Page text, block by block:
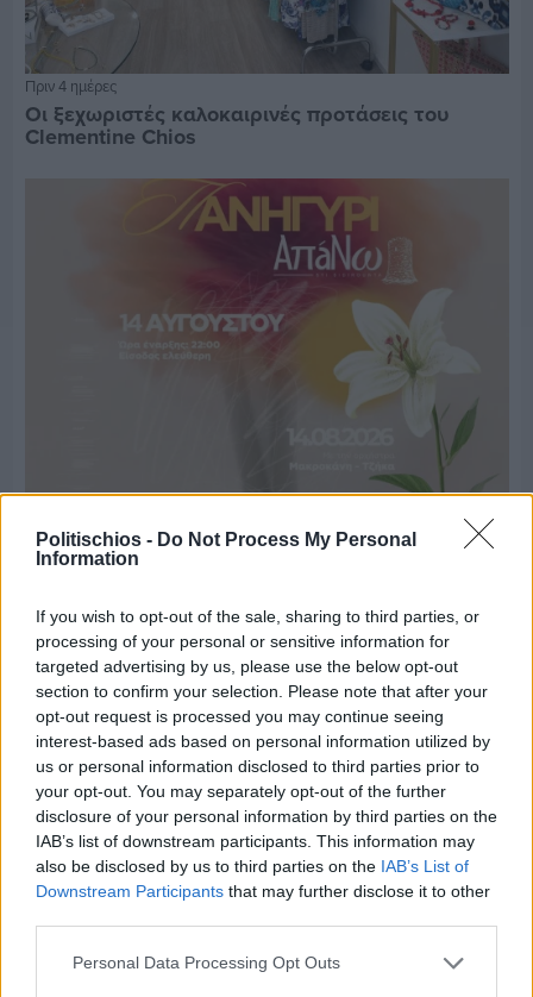
Politischios - Do Not Process My Personal
Information
If you wish to opt-out of the sale, sharing to third parties, or
processing of your personal or sensitive information for
targeted advertising by us, please use the below opt-out
section to confirm your selection. Please note that after your
opt-out request is processed you may continue seeing
interest-based ads based on personal information utilized by
us or personal information disclosed to third parties prior to
your opt-out. You may separately opt-out of the further
disclosure of your personal information by third parties on the
IAB’s list of downstream participants. This information may
also be disclosed by us to third parties on the IAB’s List of
Downstream Participants that may further disclose it to other
Personal Data Processing Opt Outs
Πριν 4 ημέρες
Οι ξεχωριστές καλοκαιρινές προτάσεις του
Clementine Chios
Πριν 4 ημέρες
πανηγύρι στη Σιδηρούντα